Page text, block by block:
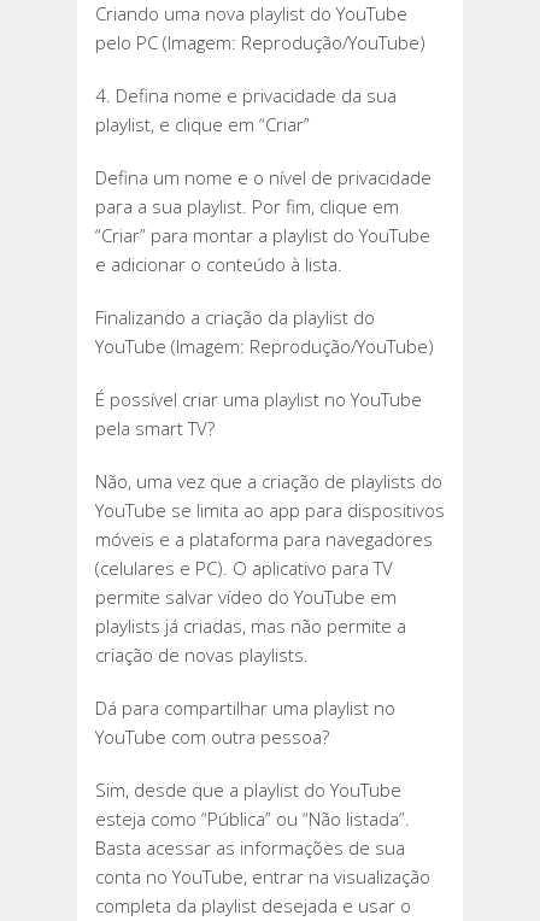
Criando uma nova playlist do YouTube
pelo PC (Imagem: Reprodução/YouTube)
4. Defina nome e privacidade da sua
playlist, e clique em “Criar”
Defina um nome e o nível de privacidade
para a sua playlist. Por fim, clique em
“Criar” para montar a playlist do YouTube
e adicionar o conteúdo à lista.
Finalizando a criação da playlist do
YouTube (Imagem: Reprodução/YouTube)
É possível criar uma playlist no YouTube
pela smart TV?
Não, uma vez que a criação de playlists do
YouTube se limita ao app para dispositivos
móveis e a plataforma para navegadores
(celulares e PC). O aplicativo para TV
permite salvar vídeo do YouTube em
playlists já criadas, mas não permite a
criação de novas playlists.
Dá para compartilhar uma playlist no
YouTube com outra pessoa?
Sim, desde que a playlist do YouTube
esteja como “Pública” ou “Não listada”.
Basta acessar as informações de sua
conta no YouTube, entrar na visualização
completa da playlist desejada e usar o